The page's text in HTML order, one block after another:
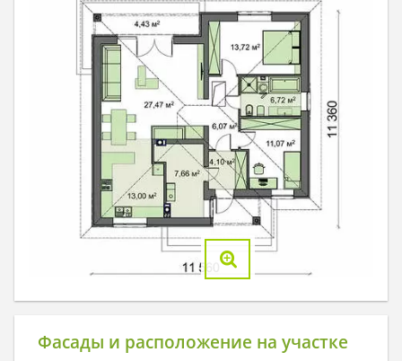
Фасады и расположение на участке